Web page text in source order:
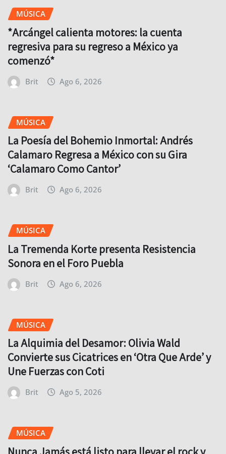
MÚSICA
*Arcángel calienta motores: la cuenta
regresiva para su regreso a México ya
comenzó*
Brit Ago 6, 2026
MÚSICA
La Poesía del Bohemio Inmortal: Andrés
Calamaro Regresa a México con su Gira
‘Calamaro Como Cantor’
Brit Ago 6, 2026
MÚSICA
La Tremenda Korte presenta Resistencia
Sonora en el Foro Puebla
Brit Ago 6, 2026
MÚSICA
La Alquimia del Desamor: Olivia Wald
Convierte sus Cicatrices en ‘Otra Que Arde’ y
Une Fuerzas con Coti
Brit Ago 5, 2026
MÚSICA